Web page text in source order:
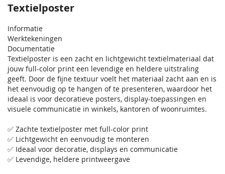
Textielposter
Informatie
Werktekeningen
Documentatie
Textielposter is een zacht en lichtgewicht textielmateriaal dat
jouw full-color print een levendige en heldere uitstraling
geeft. Door de fijne textuur voelt het materiaal zacht aan en is
het eenvoudig op te hangen of te presenteren, waardoor het
ideaal is voor decoratieve posters, display-toepassingen en
visuele communicatie in winkels, kantoren of woonruimtes.
✅ Zachte textielposter met full-color print
✅ Lichtgewicht en eenvoudig te monteren
✅ Ideaal voor decoratie, displays en communicatie
✅ Levendige, heldere printweergave